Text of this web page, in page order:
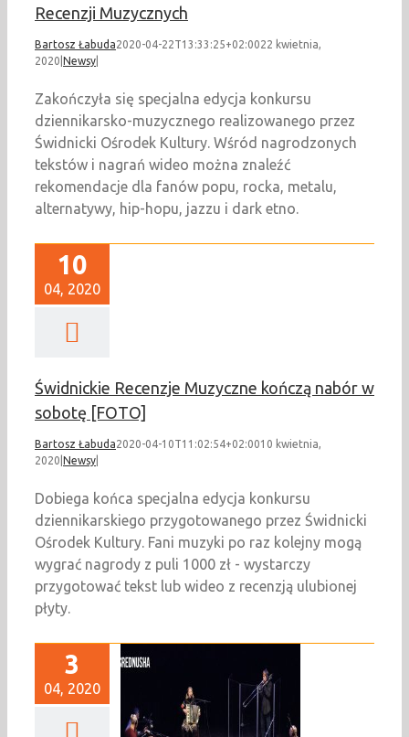
Recenzji Muzycznych
Bartosz Łabuda2020-04-22T13:33:25+02:0022 kwietnia,
2020 Newsy
Zakończyła się specjalna edycja konkursu
dziennikarsko-muzycznego realizowanego przez
Świdnicki Ośrodek Kultury. Wśród nagrodzonych
tekstów i nagrań wideo można znaleźć
rekomendacje dla fanów popu, rocka, metalu,
alternatywy, hip-hopu, jazzu i dark etno.
10
04, 2020
Świdnickie Recenzje Muzyczne kończą nabór w
sobotę [FOTO]
Bartosz Łabuda2020-04-10T11:02:54+02:0010 kwietnia,
2020 Newsy
Dobiega końca specjalna edycja konkursu
dziennikarskiego przygotowanego przez Świdnicki
Ośrodek Kultury. Fani muzyki po raz kolejny mogą
wygrać nagrody z puli 1000 zł - wystarczy
przygotować tekst lub wideo z recenzją ulubionej
płyty.
3
04, 2020